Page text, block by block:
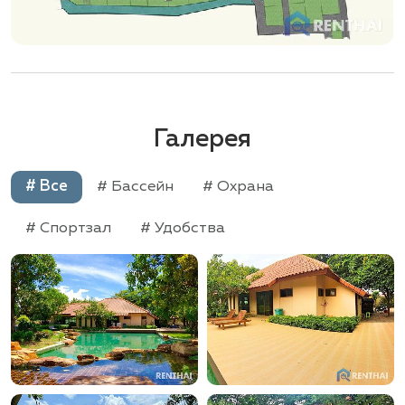
Галерея
# Все # Бассейн # Охрана
# Спортзал # Удобства